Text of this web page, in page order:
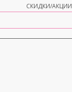
СКИДКИ/АКЦИИ